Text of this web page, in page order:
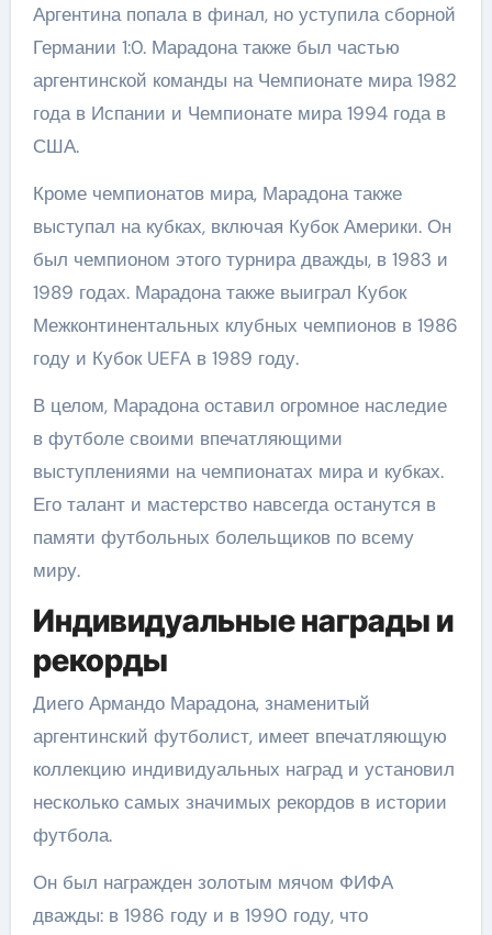
Аргентина попала в финал, но уступила сборной
Германии 1:0. Марадона также был частью
аргентинской команды на Чемпионате мира 1982
года в Испании и Чемпионате мира 1994 года в
США.
Кроме чемпионатов мира, Марадона также
выступал на кубках, включая Кубок Америки. Он
был чемпионом этого турнира дважды, в 1983 и
1989 годах. Марадона также выиграл Кубок
Межконтинентальных клубных чемпионов в 1986
году и Кубок UEFA в 1989 году.
В целом, Марадона оставил огромное наследие
в футболе своими впечатляющими
выступлениями на чемпионатах мира и кубках.
Его талант и мастерство навсегда останутся в
памяти футбольных болельщиков по всему
миру.
Индивидуальные награды и
рекорды
Диего Армандо Марадона, знаменитый
аргентинский футболист, имеет впечатляющую
коллекцию индивидуальных наград и установил
несколько самых значимых рекордов в истории
футбола.
Он был награжден золотым мячом ФИФА
дважды: в 1986 году и в 1990 году, что